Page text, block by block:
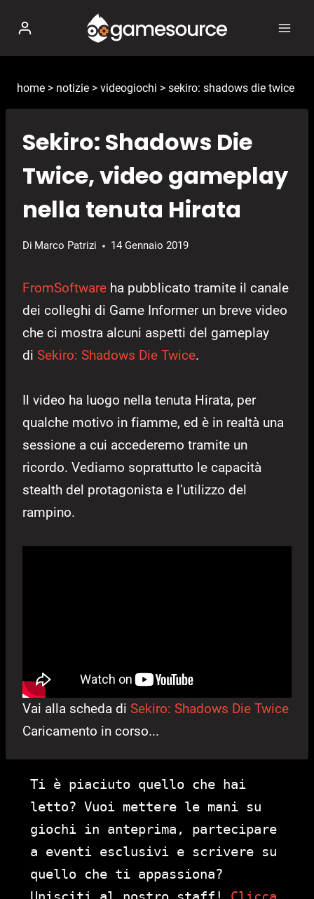
contenuto
home > notizie > videogiochi > sekiro: shadows die twice
Sekiro: Shadows Die
Twice, video gameplay
nella tenuta Hirata
Di Marco Patrizi 14 Gennaio 2019
FromSoftware ha pubblicato tramite il canale
dei colleghi di Game Informer un breve video
che ci mostra alcuni aspetti del gameplay
di Sekiro: Shadows Die Twice.
Il video ha luogo nella tenuta Hirata, per
qualche motivo in fiamme, ed è in realtà una
sessione a cui accederemo tramite un
ricordo. Vediamo soprattutto le capacità
stealth del protagonista e l’utilizzo del
rampino.
Vai alla scheda di Sekiro: Shadows Die Twice
Caricamento in corso...
Ti è piaciuto quello che hai
letto? Vuoi mettere le mani su
giochi in anteprima, partecipare
a eventi esclusivi e scrivere su
quello che ti appassiona?